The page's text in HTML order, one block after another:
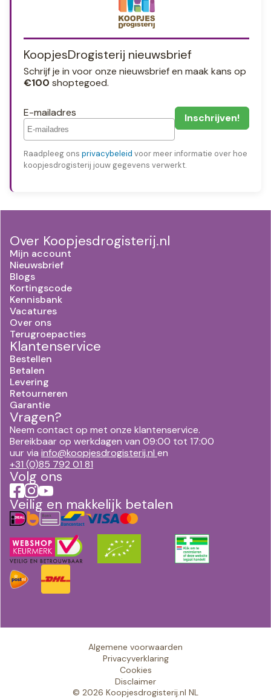
KoopjesDrogisterij nieuwsbrief
Schrijf je in voor onze nieuwsbrief en maak kans op
€100 shoptegoed.
E-mailadres
Raadpleeg ons privacybeleid voor meer informatie over hoe
koopjesdrogisterij jouw gegevens verwerkt.
Over Koopjesdrogisterij.nl
Mijn account
Nieuwsbrief
Blogs
Kortingscode
Kennisbank
Vacatures
Over ons
Terugroepacties
Klantenservice
Bestellen
Betalen
Levering
Retourneren
Garantie
Vragen?
Neem contact op met onze klantenservice.
Bereikbaar op werkdagen van 09:00 tot 17:00
uur via info@koopjesdrogisterij.nl en
+31 (0)85 792 01 81
Volg ons
Veilig en makkelijk betalen
© 2026 Koopjesdrogisterij.nl NL
Algemene voorwaarden
Privacyverklaring
Cookies
Disclaimer